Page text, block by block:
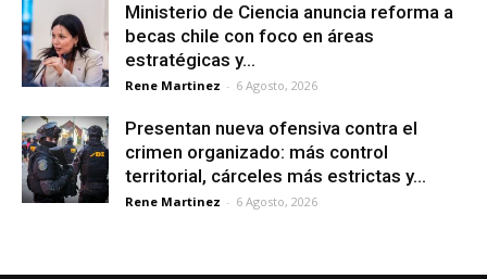
Ministerio de Ciencia anuncia reforma a
becas chile con foco en áreas
estratégicas y...
Rene Martinez - 6 Agosto, 2026
Presentan nueva ofensiva contra el
crimen organizado: más control
territorial, cárceles más estrictas y...
Rene Martinez - 6 Agosto, 2026